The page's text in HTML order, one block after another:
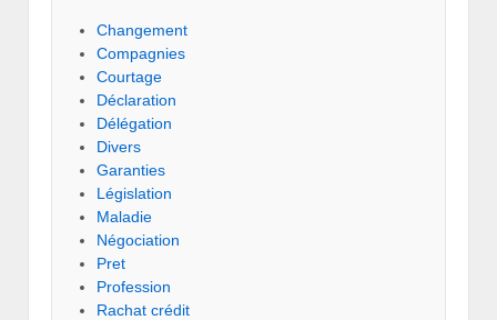
Changement
Compagnies
Courtage
Déclaration
Délégation
Divers
Garanties
Législation
Maladie
Négociation
Pret
Profession
Rachat crédit